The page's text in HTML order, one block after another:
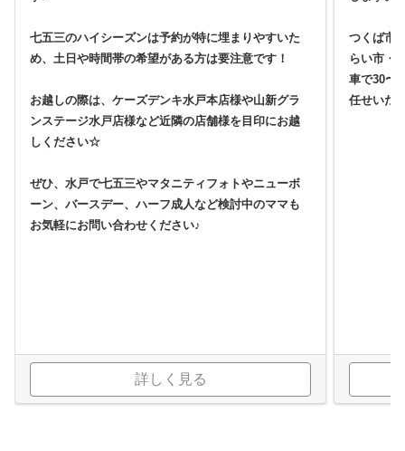
七五三のハイシーズンは予約が特に埋まりやすいた
め、土日や時間帯の希望がある方は要注意です！
お越しの際は、ケーズデンキ水戸本店様や山新グラ
ンステージ水戸店様など近隣の店舗様を目印にお越
しください☆
ぜひ、水戸で七五三やマタニティフォトやニューボ
ーン、バースデー、ハーフ成人など検討中のママも
お気軽にお問い合わせください♪
詳しく見る
つくば市
らい市・
車で30〜
任せいた